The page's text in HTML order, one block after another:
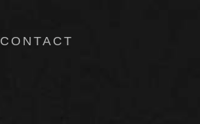
CONTACT